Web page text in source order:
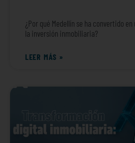
¿Por qué Medellín se ha convertido
la inversión inmobiliaria?
LEER MÁS »